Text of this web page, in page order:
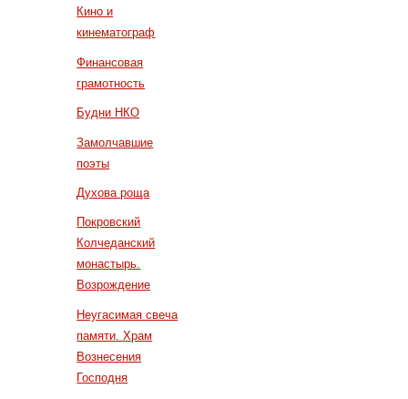
Кино и
кинематограф
Финансовая
грамотность
Будни НКО
Замолчавшие
поэты
Духова роща
Покровский
Колчеданский
монастырь.
Возрождение
Неугасимая свеча
памяти. Храм
Вознесения
Господня